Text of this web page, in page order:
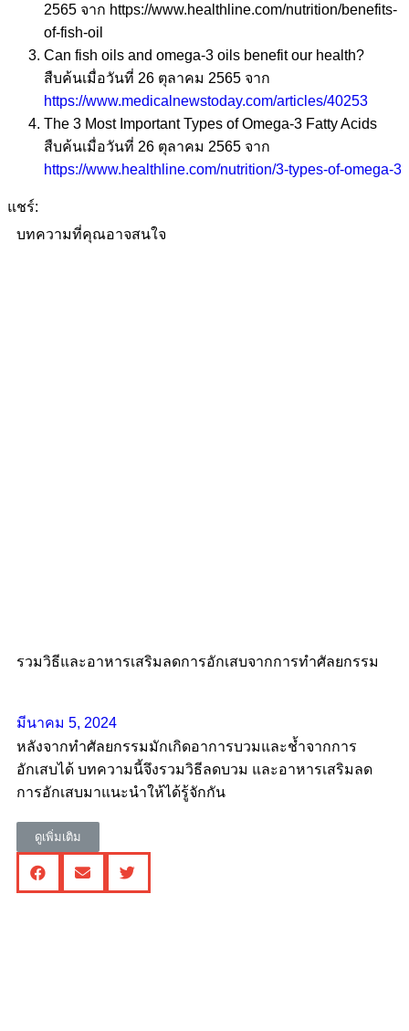
2565 จาก https://www.healthline.com/nutrition/benefits-
of-fish-oil
Can fish oils and omega-3 oils benefit our health?
สืบค้นเมื่อวันที่ 26 ตุลาคม 2565 จาก
https://www.medicalnewstoday.com/articles/40253
The 3 Most Important Types of Omega-3 Fatty Acids
สืบค้นเมื่อวันที่ 26 ตุลาคม 2565 จาก
https://www.healthline.com/nutrition/3-types-of-omega-3
แชร์:
บทความที่คุณอาจสนใจ
รวมวิธีและอาหารเสริมลดการอักเสบจากการทำศัลยกรรม
มีนาคม 5, 2024
หลังจากทำศัลยกรรมมักเกิดอาการบวมและช้ำจากการ
อักเสบได้ บทความนี้จึงรวมวิธีลดบวม และอาหารเสริมลด
การอักเสบมาแนะนำให้ได้รู้จักกัน
ดูเพิ่มเติม